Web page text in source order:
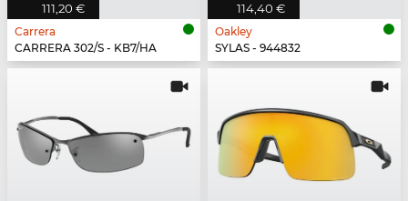
111,20 €
Carrera
CARRERA 302/S - KB7/HA
114,40 €
Oakley
SYLAS - 944832